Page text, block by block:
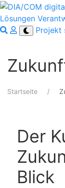
Lösungen
Projekt
Startseite
Der
Blick